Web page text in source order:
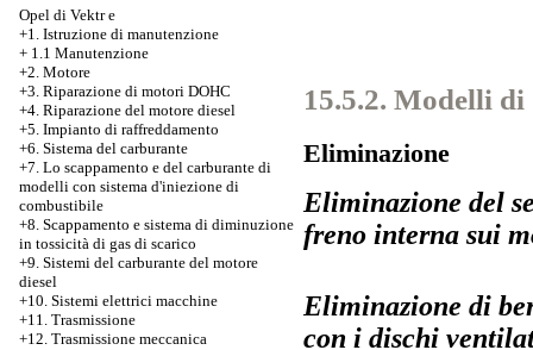
Opel di Vektr e
+1. Istruzione di manutenzione
+ 1.1 Manutenzione
+2. Motore
+3. Riparazione di motori DOHC
+4. Riparazione del motore diesel
+5. Impianto di raffreddamento
+6. Sistema del carburante
+7. Lo scappamento e del carburante di
modelli con sistema d'iniezione di
combustibile
+8. Scappamento e sistema di diminuzione
in tossicità di gas di scarico
+9. Sistemi del carburante del motore
diesel
+10. Sistemi elettrici macchine
+11. Trasmissione
+12. Trasmissione meccanica
15.5.2. Modelli di
Eliminazione
Eliminazione del
freno interna sui
Eliminazione di
con i dischi